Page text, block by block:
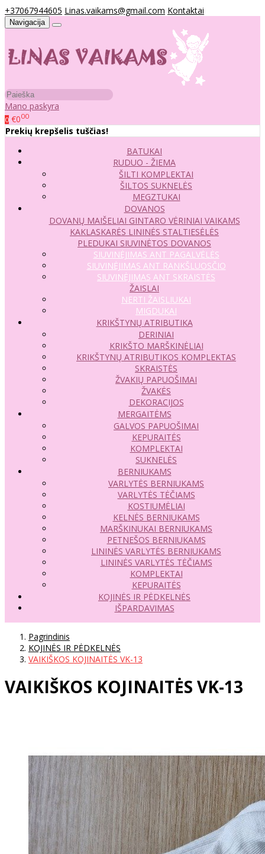
+37067944605 Linas.vaikams@gmail.com Kontaktai
Navigacija
Mano paskyra
0 €000
Prekių krepšelis tuščias!
BATUKAI
RUDUO - ŽIEMA
ŠILTI KOMPLEKTAI
ŠILTOS SUKNELĖS
MEGZTUKAI
DOVANOS
DOVANŲ MAIŠELIAI GINTARO VĖRINIAI VAIKAMS
KAKLASKARĖS LININĖS STALTIESĖLĖS
PLEDUKAI SIUVINĖTOS DOVANOS
SIUVINĖJIMAS ANT PAGALVĖLĖS
SIUVINĖJIMAS ANT RANKŠLUOSČIO
SIUVINĖJIMAS ANT SKRAISTĖS
ŽAISLAI
NERTI ŽAISLIUKAI
MIGDUKAI
KRIKŠTYNŲ ATRIBUTIKA
DERINIAI
KRIKŠTO MARŠKINĖLIAI
KRIKŠTYNŲ ATRIBUTIKOS KOMPLEKTAS
SKRAISTĖS
ŽVAKIŲ PAPUOŠIMAI
ŽVAKĖS
DEKORACIJOS
MERGAITĖMS
GALVOS PAPUOŠIMAI
KEPURAITĖS
KOMPLEKTAI
SUKNELĖS
BERNIUKAMS
VARLYTĖS BERNIUKAMS
VARLYTĖS TĖČIAMS
KOSTIUMĖLIAI
KELNĖS BERNIUKAMS
MARŠKINUKAI BERNIUKAMS
PETNEŠOS BERNIUKAMS
LININĖS VARLYTĖS BERNIUKAMS
LININĖS VARLYTĖS TĖČIAMS
KOMPLEKTAI
KEPURAITĖS
KOJINĖS IR PĖDKELNĖS
IŠPARDAVIMAS
Pagrindinis
KOJINĖS IR PĖDKELNĖS
VAIKIŠKOS KOJINAITĖS VK-13
VAIKIŠKOS KOJINAITĖS VK-13